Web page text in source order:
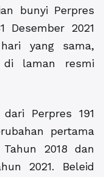
bunyi Perpres
Desember 2021
yang sama,
di laman resmi
Perpres 191
pertama
2018 dan
2021. Beleid